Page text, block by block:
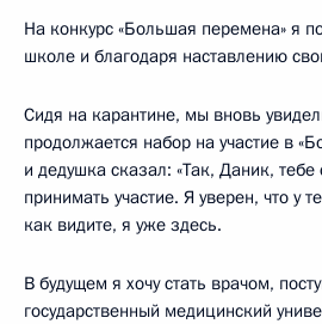
На конкурс «Большая перемена» я
школе и благодаря наставлению
Сидя на карантине, мы вновь
продолжается набор на участие в
и дедушка сказал: «Так, Даник,
принимать участие. Я уверен, что у
как видите, я уже здесь.
В будущем я хочу стать врачом,
государственный медицинский